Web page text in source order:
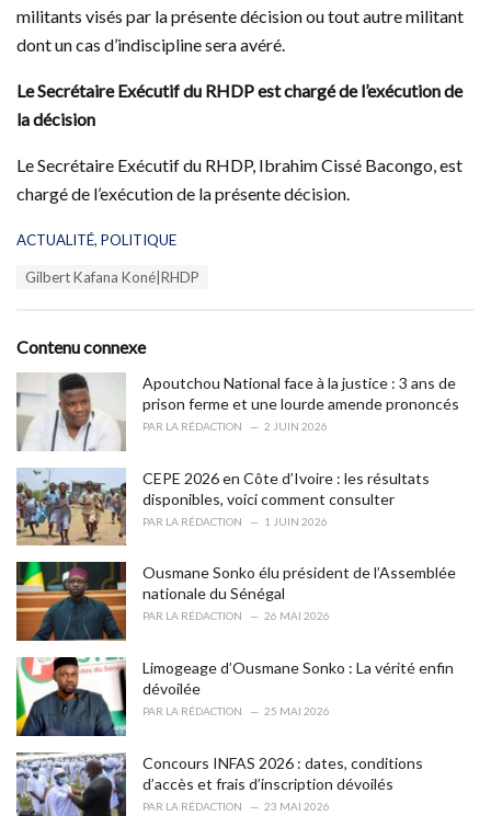
militants visés par la présente décision ou tout autre militant
dont un cas d’indiscipline sera avéré.
Le Secrétaire Exécutif du RHDP est chargé de l’exécution de
la décision
Le Secrétaire Exécutif du RHDP, Ibrahim Cissé Bacongo, est
chargé de l’exécution de la présente décision.
C
o
r
i
e
s
:
ACTUALITÉ, POLITIQUE
:
Gilbert Kafana Koné|RHDP
Contenu connexe
Apoutchou National face à la justice : 3 ans de
prison ferme et une lourde amende prononcés
PAR LA RÉDACTION 2 JUIN 2026
CEPE 2026 en Côte d’Ivoire : les résultats
disponibles, voici comment consulter
PAR LA RÉDACTION 1 JUIN 2026
Ousmane Sonko élu président de l’Assemblée
nationale du Sénégal
PAR LA RÉDACTION 26 MAI 2026
Limogeage d’Ousmane Sonko : La vérité enfin
dévoilée
PAR LA RÉDACTION 25 MAI 2026
Concours INFAS 2026 : dates, conditions
d’accès et frais d’inscription dévoilés
PAR LA RÉDACTION 23 MAI 2026